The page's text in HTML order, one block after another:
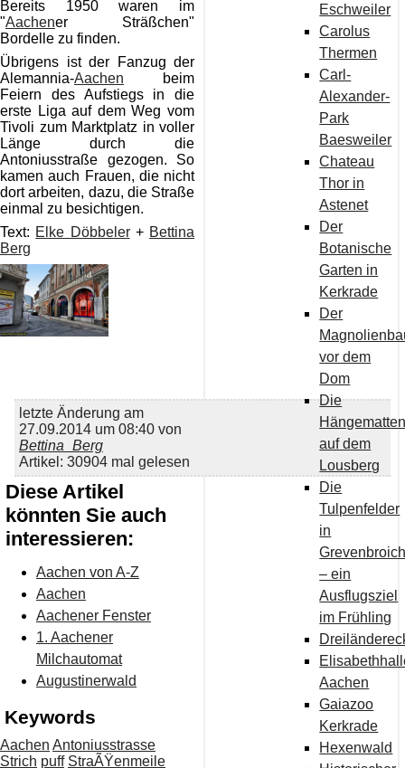
Eschweiler
Carolus
Thermen
Carl-
Alexander-
Park
Baesweiler
Chateau
Thor in
Astenet
Der
Botanische
Garten in
Kerkrade
Der
vor dem
Dom
Die
auf dem
Lousberg
Die
Tulpenfelder
in
– ein
Ausflugsziel
im Frühling
Aachen
Gaiazoo
Kerkrade
Hexenwald
Bereits 1950 waren im
"Aachener Sträßchen"
Bordelle zu finden.
Übrigens ist der Fanzug der
Alemannia-Aachen beim
Feiern des Aufstiegs in die
erste Liga auf dem Weg vom
Tivoli zum Marktplatz in voller
Länge durch die
Antoniusstraße gezogen. So
kamen auch Frauen, die nicht
dort arbeiten, dazu, die Straße
einmal zu besichtigen.
Text: Elke Döbbeler+ Bettina
Berg
letzte Änderung am
27.09.2014 um 08:40 von
Bettina_Berg
Artikel: 30904 mal gelesen
Diese Artikel
könnten Sie auch
interessieren:
Aachen von A-Z
Aachen
Aachener Fenster
1. Aachener
Milchautomat
Augustinerwald
Keywords
Aachen Antoniusstrasse
Strich puff StraÃŸenmeile